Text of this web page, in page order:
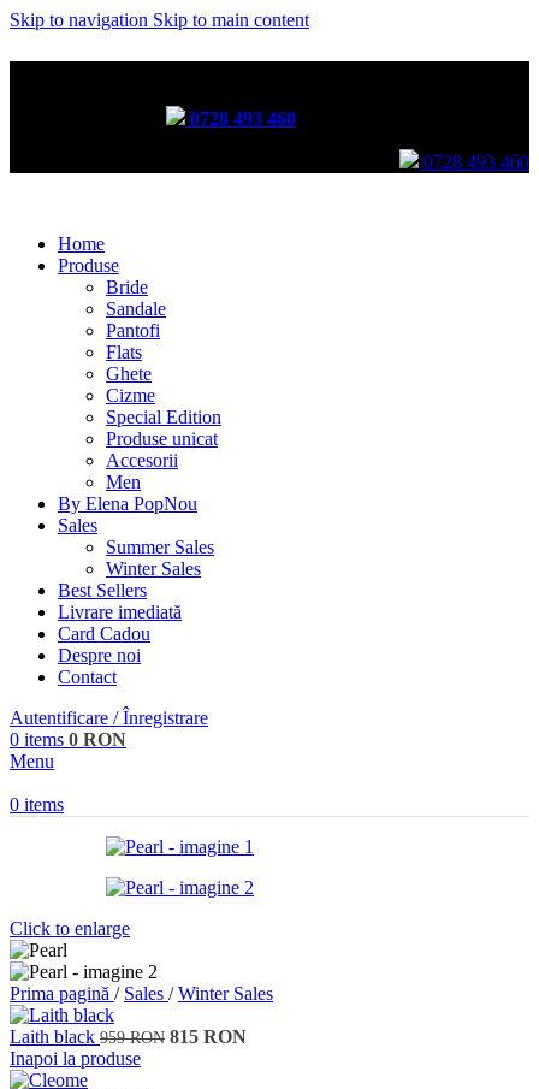
Skip to navigation Skip to main content
0728 493 460
0728 493 460
Home
Produse
Bride
Sandale
Pantofi
Flats
Ghete
Cizme
Special Edition
Produse unicat
Accesorii
Men
By Elena PopNou
Sales
Summer Sales
Winter Sales
Best Sellers
Livrare imediată
Card Cadou
Despre noi
Contact
Autentificare / Înregistrare
0 items 0 RON
Menu
0 items
Click to enlarge
Prima pagină / Sales / Winter Sales
Laith black 959RON 815 RON
Inapoi la produse